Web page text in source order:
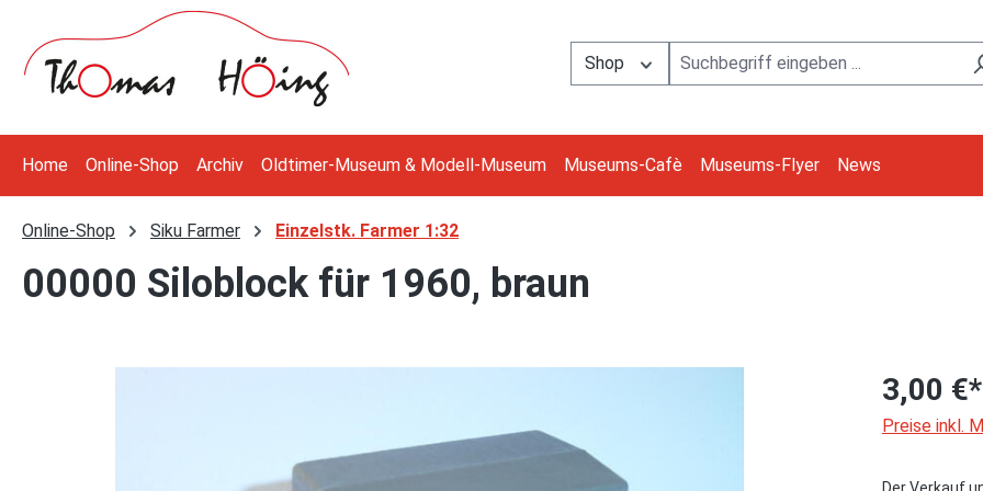
Hauptinhalt springen
Zur Suche springen
Zur Hauptnavigation springen
Shop
Home Online-Shop Archiv Oldtimer-Museum & Modell-Museum Museums-Cafè Museums-Flyer News
Online-Shop Siku Farmer Einzelstk. Farmer 1:32
00000 Siloblock für 1960, braun
3,00 €*
Preise inkl.